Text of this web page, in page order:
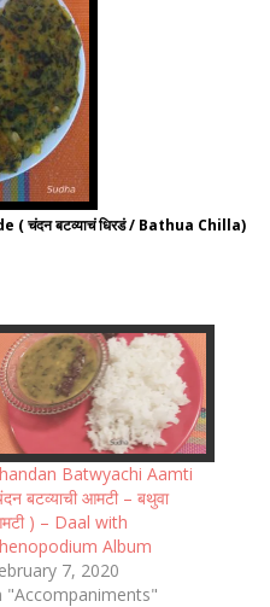
चंदन बटव्याचं धिरडं / Bathua Chilla)
Batwyachi Aamti
बटव्याची आमटी – बथुवा
) – Daal with
Album
7, 2020
"Accompaniments"